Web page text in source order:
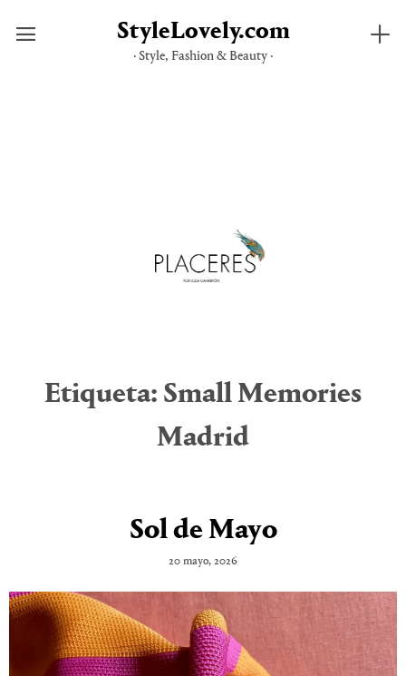
StyleLovely.com
· Style, Fashion & Beauty ·
Etiqueta: Small Memories
Madrid
Sol de Mayo
20 mayo, 2026